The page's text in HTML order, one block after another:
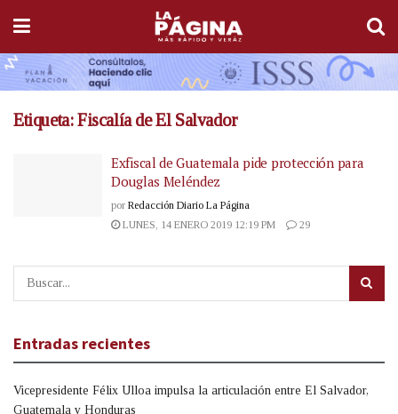
Etiqueta:Fiscalía de El Salvador
Exfiscal de Guatemala pide protección para
Douglas Meléndez
por Redacción Diario La Página
LUNES, 14 ENERO 2019 12:19 PM
29
Entradas recientes
Vicepresidente Félix Ulloa impulsa la articulación entre El Salvador,
Guatemala y Honduras